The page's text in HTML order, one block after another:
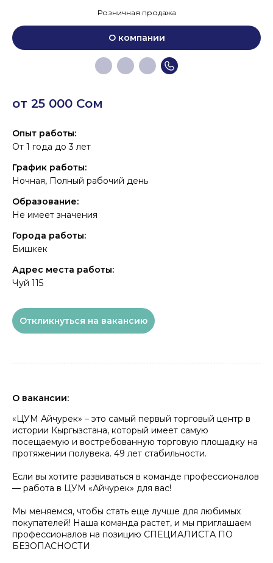
Розничная продажа
О компании
от 25 000 Сом
Опыт работы:
От 1 года до 3 лет
График работы:
Ночная, Полный рабочий день
Образование:
Не имеет значения
Города работы:
Бишкек
Адрес места работы:
Чуй 115
Откликнуться на вакансию
О вакансии:
«ЦУМ Айчурек» – это самый первый торговый центр в
истории Кыргызстана, который имеет самую
посещаемую и востребованную торговую площадку на
протяжении полувека. 49 лет стабильности.
Если вы хотите развиваться в команде профессионалов
— работа в ЦУМ «Айчурек» для вас!
Мы меняемся, чтобы стать еще лучше для любимых
покупателей! Наша команда растет, и мы приглашаем
профессионалов на позицию СПЕЦИАЛИСТА ПО
БЕЗОПАСНОСТИ